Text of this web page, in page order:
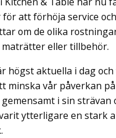
att förhöja service
om de olika
eller tillbehör.
aktuella i dag
minska vår påverkan
i sin
ytterligare en stark